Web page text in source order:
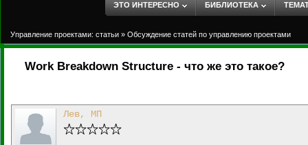
ЭТО ИНТЕРЕСНО БИБЛИОТЕКА
Управление проектами: статьи » Обсуждение статей по управлению проектами
Work Breakdown Structure - что же это такое?
Лев, МП